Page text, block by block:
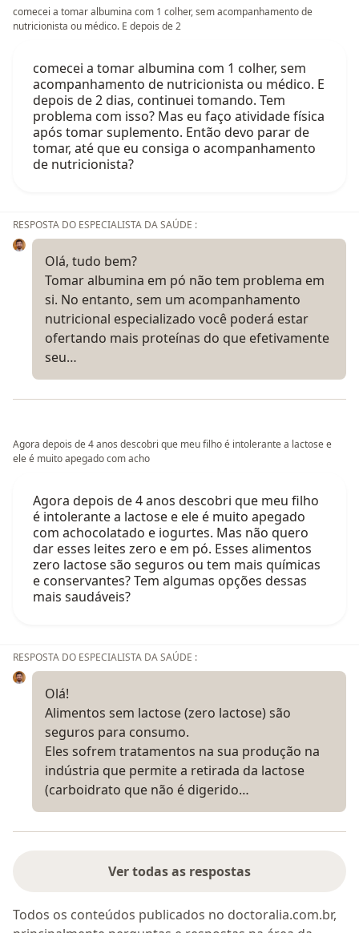
comecei a tomar albumina com 1 colher, sem acompanhamento de
nutricionista ou médico. E depois de 2
comecei a tomar albumina com 1 colher, sem
acompanhamento de nutricionista ou médico. E
depois de 2 dias, continuei tomando. Tem
problema com isso? Mas eu faço atividade física
após tomar suplemento. Então devo parar de
tomar, até que eu consiga o acompanhamento
de nutricionista?
RESPOSTA DO ESPECIALISTA DA SAÚDE :
Olá, tudo bem?
Tomar albumina em pó não tem problema em
si. No entanto, sem um acompanhamento
nutricional especializado você poderá estar
ofertando mais proteínas do que efetivamente
seu…
Agora depois de 4 anos descobri que meu filho é intolerante a lactose e
ele é muito apegado com acho
Agora depois de 4 anos descobri que meu filho
é intolerante a lactose e ele é muito apegado
com achocolatado e iogurtes. Mas não quero
dar esses leites zero e em pó. Esses alimentos
zero lactose são seguros ou tem mais químicas
e conservantes? Tem algumas opções dessas
mais saudáveis?
RESPOSTA DO ESPECIALISTA DA SAÚDE :
Olá!
Alimentos sem lactose (zero lactose) são
seguros para consumo.
Eles sofrem tratamentos na sua produção na
indústria que permite a retirada da lactose
(carboidrato que não é digerido…
Ver todas as respostas
Todos os conteúdos publicados no doctoralia.com.br,